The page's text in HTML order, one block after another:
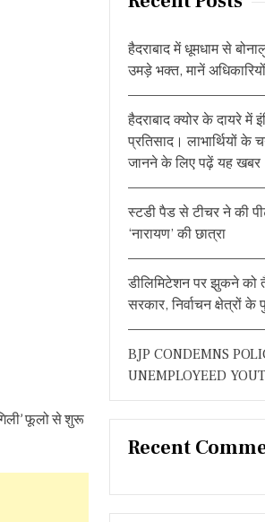
फूलो से शुरू
हैदराबाद में धूमधाम से
उमड़े भक्त, मानें
हैदराबाद क्योर के दायरे में
प्रतिसाद। लाभार्थियों के
जानने के लिए पढ़ें यह खबर
स्टडी पैड से टीचर ने की
‘नारायण’ की छात्रा
डीलिमिटेशन पर झुकने को
सरकार, निर्वाचन क्षेत्रों
BJP CONDEMNS
UNEMPLOYEED
Recent